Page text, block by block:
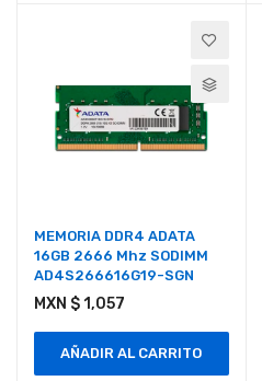
MEMORIA DDR4 ADATA
16GB 2666 Mhz SODIMM
AD4S266616G19-SGN
MXN $ 1,057
AÑADIR AL CARRITO